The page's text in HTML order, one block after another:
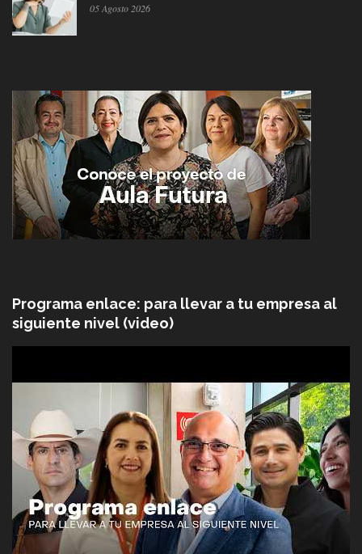
05 Agosto 2026
Programa enlace: para llevar a tu empresa al
siguiente nivel (video)